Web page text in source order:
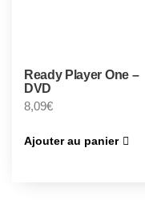
Ready Player One –
DVD
8,09€
Ajouter au panier